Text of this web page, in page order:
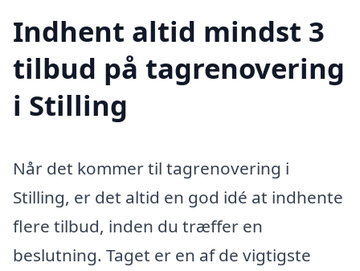
Indhent altid mindst 3
tilbud på tagrenovering
i Stilling
Når det kommer til tagrenovering i
Stilling, er det altid en god idé at indhente
flere tilbud, inden du træffer en
beslutning. Taget er en af de vigtigste